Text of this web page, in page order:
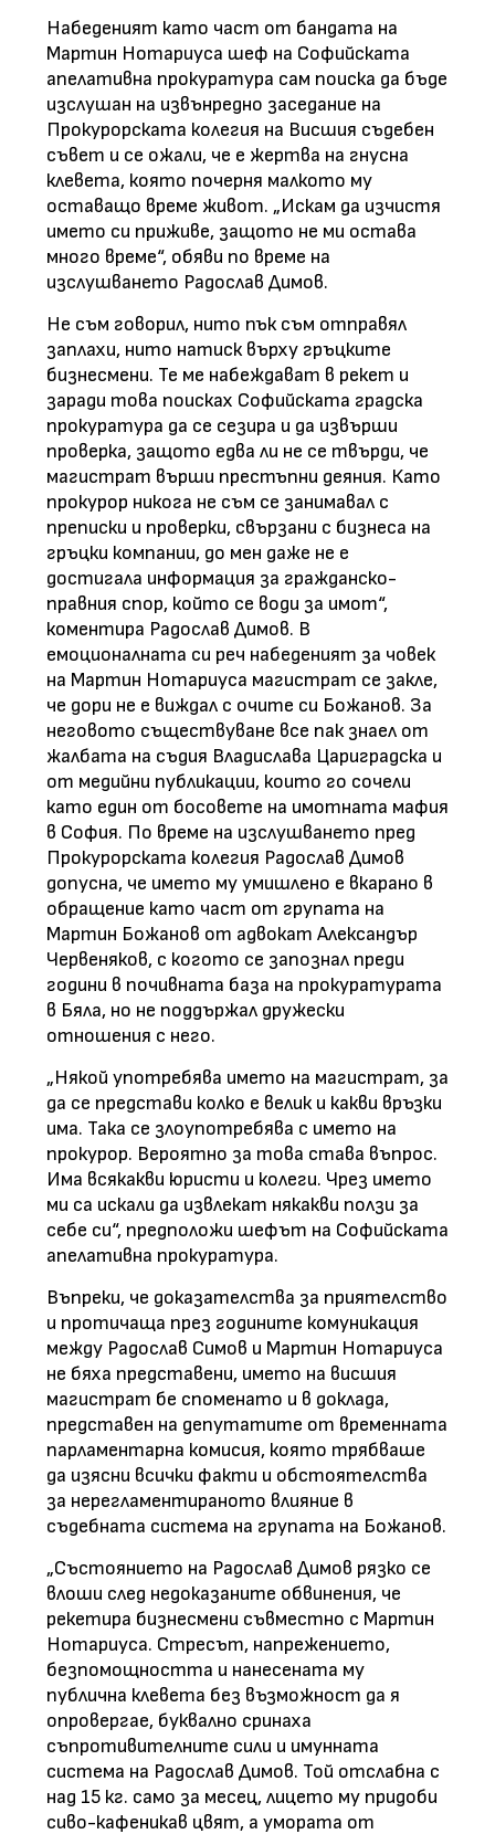
Набеденият като част от бандата на
Мартин Нотариуса шеф на Софийската
апелативна прокуратура сам поиска да бъде
изслушан на извънредно заседание на
Прокурорската колегия на Висшия съдебен
съвет и се ожали, че е жертва на гнусна
клевета, която почерня малкото му
оставащо време живот. „Искам да изчистя
името си приживе, защото не ми остава
много време“, обяви по време на
изслушването Радослав Димов.
Не съм говорил, нито пък съм отправял
заплахи, нито натиск върху гръцките
бизнесмени. Те ме набеждават в рекет и
заради това поисках Софийската градска
прокуратура да се сезира и да извърши
проверка, защото едва ли не се твърди, че
магистрат върши престъпни деяния. Като
прокурор никога не съм се занимавал с
преписки и проверки, свързани с бизнеса на
гръцки компании, до мен даже не е
достигала информация за гражданско-
правния спор, който се води за имот“,
коментира Радослав Димов. В
емоционалната си реч набеденият за човек
на Мартин Нотариуса магистрат се закле,
че дори не е виждал с очите си Божанов. За
неговото съществуване все пак знаел от
жалбата на съдия Владислава Цариградска и
от медийни публикации, които го сочели
като един от босовете на имотната мафия
в София. По време на изслушването пред
Прокурорската колегия Радослав Димов
допусна, че името му умишлено е вкарано в
обращение като част от групата на
Мартин Божанов от адвокат Александър
Червеняков, с когото се запознал преди
години в почивната база на прокуратурата
в Бяла, но не поддържал дружески
отношения с него.
„Някой употребява името на магистрат, за
да се представи колко е велик и какви връзки
има. Така се злоупотребява с името на
прокурор. Вероятно за това става въпрос.
Има всякакви юристи и колеги. Чрез името
ми са искали да извлекат някакви ползи за
себе си“, предположи шефът на Софийската
апелативна прокуратура.
Въпреки, че доказателства за приятелство
и протичаща през годините комуникация
между Радослав Симов и Мартин Нотариуса
не бяха представени, името на висшия
магистрат бе споменато и в доклада,
представен на депутатите от временната
парламентарна комисия, която трябваше
да изясни всички факти и обстоятелства
за нерегламентираното влияние в
съдебната система на групата на Божанов.
„Състоянието на Радослав Димов рязко се
влоши след недоказаните обвинения, че
рекетира бизнесмени съвместно с Мартин
Нотариуса. Стресът, напрежението,
безпомощността и нанесената му
публична клевета без възможност да я
опровергае, буквално сринаха
съпротивителните сили и имунната
система на Радослав Димов. Той отслабна с
над 15 кг. само за месец, лицето му придоби
сиво-кафеникав цвят, а умората от